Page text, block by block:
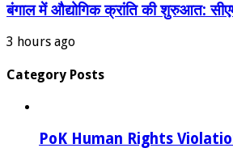
बंगाल में औद्योगिक क्रांति की शुरुआत:
3 hours ago
Category Posts
PoK Human Rights